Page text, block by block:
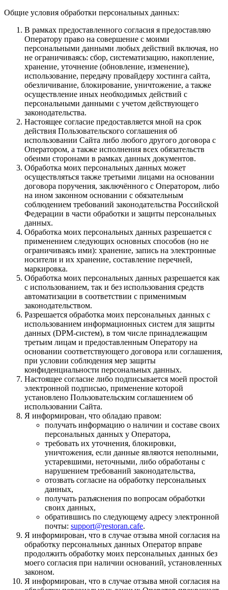
Общие условия обработки персональных данных:
В рамках предоставленного согласия я предоставляю
Оператору право на совершение с моими
персональными данными любых действий включая, но
не ограничиваясь: сбор, систематизацию, накопление,
хранение, уточнение (обновление, изменение),
использование, передачу провайдеру хостинга сайта,
обезличивание, блокирование, уничтожение, а также
осуществление иных необходимых действий с
персональными данными с учетом действующего
законодательства.
Настоящее согласие предоставляется мной на срок
действия Пользовательского соглашения об
использовании Сайта либо любого другого договора с
Оператором, а также исполнения всех обязательств
обеими сторонами в рамках данных документов.
Обработка моих персональных данных может
осуществляться также третьими лицами на основании
договора поручения, заключённого с Оператором, либо
на ином законном основании с обязательным
соблюдением требований законодательства Российской
Федерации в части обработки и защиты персональных
данных.
Обработка моих персональных данных разрешается с
применением следующих основных способов (но не
ограничиваясь ими): хранение, запись на электронные
носители и их хранение, составление перечней,
маркировка.
Обработка моих персональных данных разрешается как
с использованием, так и без использования средств
автоматизации в соответствии с применимым
законодательством.
Разрешается обработка моих персональных данных с
использованием информационных систем для защиты
данных (DPM-систем), в том числе принадлежащим
третьим лицам и предоставленным Оператору на
основании соответствующего договора или соглашения,
при условии соблюдения мер защиты
конфиденциальности персональных данных.
Настоящее согласие либо подписывается моей простой
электронной подписью, применение которой
установлено Пользовательским соглашением об
использовании Сайта.
Я информирован, что обладаю правом:
получать информацию о наличии и составе своих
персональных данных у Оператора,
требовать их уточнения, блокировки,
уничтожения, если данные являются неполными,
устаревшими, неточными, либо обработаны с
нарушением требований законодательства,
отозвать согласие на обработку персональных
данных,
получать разъяснения по вопросам обработки
своих данных,
обратившись по следующему адресу электронной
почты: support@restoran.cafe.
Я информирован, что в случае отзыва мной согласия на
обработку персональных данных Оператор вправе
продолжить обработку моих персональных данных без
моего согласия при наличии оснований, установленных
законом.
Я информирован, что в случае отзыва мной согласия на